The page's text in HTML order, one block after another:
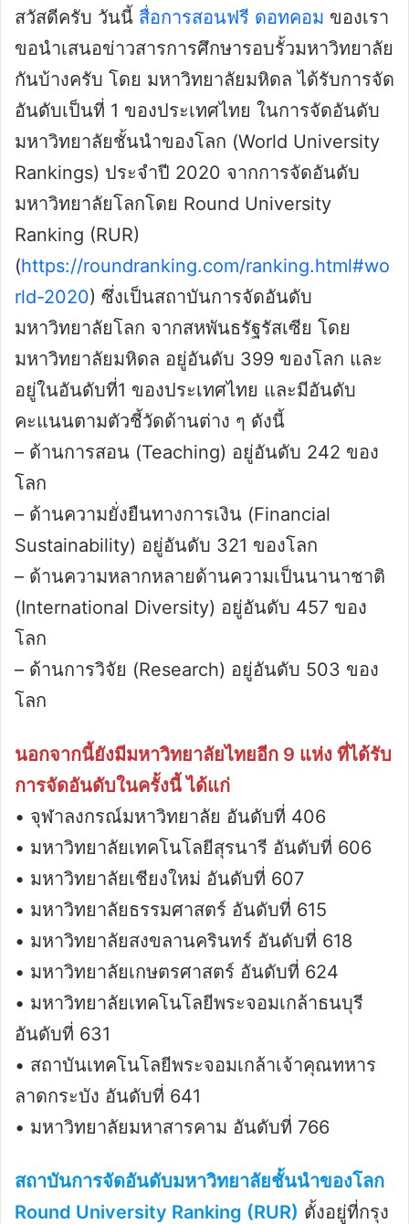
สวัสดีครับ วันนี้ สื่อการสอนฟรี ดอทคอม ของเรา
ขอนำเสนอข่าวสารการศึกษารอบรั้วมหาวิทยาลัย
กันบ้างครับ โดย มหาวิทยาลัยมหิดล ได้รับการจัด
อันดับเป็นที่ 1 ของประเทศไทย ในการจัดอันดับ
มหาวิทยาลัยชั้นนำของโลก (World University
Rankings) ประจำปี 2020 จากการจัดอันดับ
มหาวิทยาลัยโลกโดย Round University
Ranking (RUR)
(https://roundranking.com/ranking.html#wo
rld-2020) ซึ่งเป็นสถาบันการจัดอันดับ
มหาวิทยาลัยโลก จากสหพันธรัฐรัสเซีย โดย
มหาวิทยาลัยมหิดล อยู่อันดับ 399 ของโลก และ
อยู่ในอันดับที่1 ของประเทศไทย และมีอันดับ
คะแนนตามตัวชี้วัดด้านต่าง ๆ ดังนี้
– ด้านการสอน (Teaching) อยู่อันดับ 242 ของ
โลก
– ด้านความยั่งยืนทางการเงิน (Financial
Sustainability) อยู่อันดับ 321 ของโลก
– ด้านความหลากหลายด้านความเป็นนานาชาติ
(International Diversity) อยู่อันดับ 457 ของ
โลก
– ด้านการวิจัย (Research) อยู่อันดับ 503 ของ
โลก
นอกจากนี้ยังมีมหาวิทยาลัยไทยอีก 9 แห่ง ที่ได้รับ
การจัดอันดับในครั้งนี้ ได้แก่
• จุฬาลงกรณ์มหาวิทยาลัย อันดับที่ 406
• มหาวิทยาลัยเทคโนโลยีสุรนารี อันดับที่ 606
• มหาวิทยาลัยเชียงใหม่ อันดับที่ 607
• มหาวิทยาลัยธรรมศาสตร์ อันดับที่ 615
• มหาวิทยาลัยสงขลานครินทร์ อันดับที่ 618
• มหาวิทยาลัยเกษตรศาสตร์ อันดับที่ 624
• มหาวิทยาลัยเทคโนโลยีพระจอมเกล้าธนบุรี
อันดับที่ 631
• สถาบันเทคโนโลยีพระจอมเกล้าเจ้าคุณทหาร
ลาดกระบัง อันดับที่ 641
• มหาวิทยาลัยมหาสารคาม อันดับที่ 766
สถาบันการจัดอันดับมหาวิทยาลัยชั้นนำของโลก
Round University Ranking (RUR) ตั้งอยู่ที่กรุง